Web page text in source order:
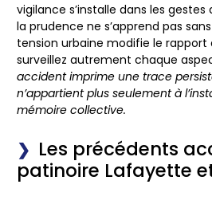
vigilance s’installe dans les
la prudence ne s’apprend pas
tension urbaine modifie le rapport
surveillez autrement chaque
accident imprime une trace
n’appartient plus seulement à
mémoire collective.
Les précédents
patinoire Lafayette